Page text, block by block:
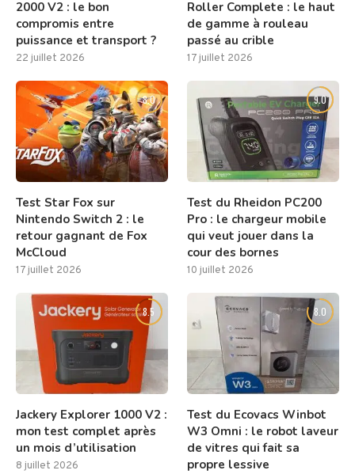
2000 V2 : le bon
compromis entre
puissance et transport ?
22 juillet 2026
Roller Complete : le haut
de gamme à rouleau
passé au crible
17 juillet 2026
8.0
Test Star Fox sur
Nintendo Switch 2 : le
retour gagnant de Fox
McCloud
17 juillet 2026
9.0
Test du Rheidon PC200
Pro : le chargeur mobile
qui veut jouer dans la
cour des bornes
10 juillet 2026
8.5
Jackery Explorer 1000 V2 :
mon test complet après
un mois d’utilisation
8 juillet 2026
8.0
Test du Ecovacs Winbot
W3 Omni : le robot laveur
de vitres qui fait sa
propre lessive